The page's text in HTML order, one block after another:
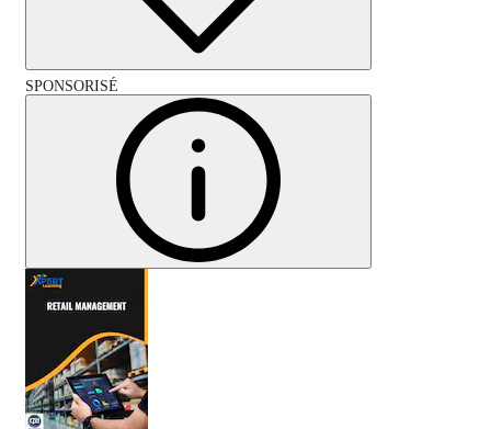
SPONSORISÉ